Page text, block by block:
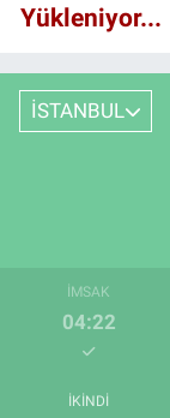
Yükleniyor...
İSTANBUL
İMSAK
04:22
İKINDI